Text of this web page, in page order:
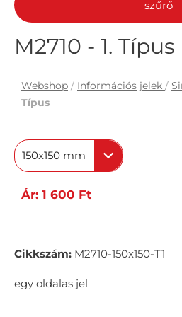
szűrő
M2710 - 1. Típus
Webshop / Információs jelek /
Típus
150x150 mm
Ár: 1 600 Ft
Cikkszám: M2710-150x150-T1
egy oldalas jel